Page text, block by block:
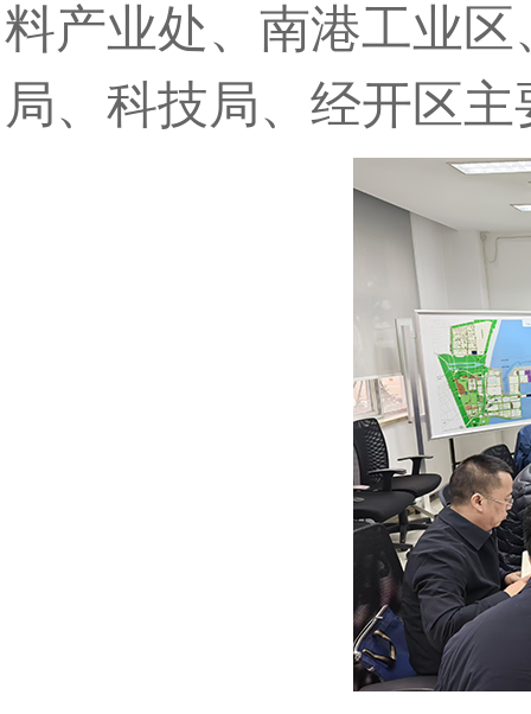
料产业处、南港工业
局、科技局、经开区